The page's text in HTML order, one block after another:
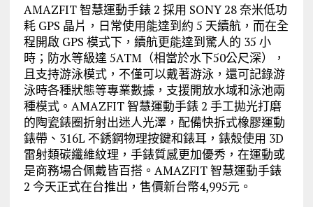
AMAZFIT 智慧運動手錶 2 採用 SONY 28 奈米低功
耗 GPS 晶片，日常使用能達到約 5 天續航，而在全
程開啟 GPS 模式下，續航更能達到驚人的 35 小
時；防水等級達 5ATM（相當於水下50公尺深），
且支持游泳模式，不僅可以戴著游泳，還可記錄游
泳時各種狀態等專業數據，支援開放水域和泳池兩
種模式。AMAZFIT 智慧運動手錶 2 手工拋光打磨
的陶瓷錶圈折射出迷人光澤，配備快拆式橡膠運動
錶帶、316L 不銹鋼物理按鍵和錶耳，錶殼使用 3D
雷射類碳纖維紋理，手錶質感更加優秀，在運動或
是商務場合佩戴皆百搭。AMAZFIT 智慧運動手錶
2 今天正式在台推出，售價新台幣4,995元。